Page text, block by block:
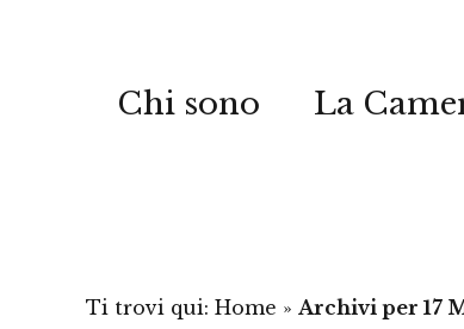
Chi sono La
Ti trovi qui: Home » Archivi per 17